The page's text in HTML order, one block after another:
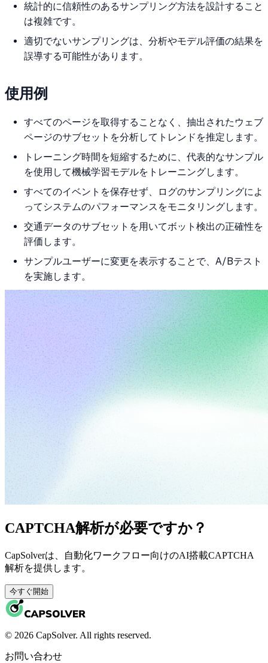
統計的に信頼性のあるサンプリング方法を設計すること
は複雑です。
適切でないサンプリングは、分析やモデル評価の結果を
誤導する可能性があります。
使用例
すべてのページを取得することなく、抽出されたウェブ
ページのサブセットを分析してトレンドを推定します。
トレーニング時間を短縮するために、代表的なサンプル
を使用して機械学習モデルをトレーニングします。
すべてのイベントを保存せず、ログのサンプリングによ
ってシステムのパフォーマンスをモニタリングします。
交通データのサブセットを用いてボット検出の正確性を
評価します。
サンプルユーザーに変更を表示することで、A/Bテスト
を実施します。
CAPTCHA解析が必要ですか？
CapSolverは、自動化ワークフロー向けのAI搭載CAPTCHA
解析を提供します。
今すぐ開始
© 2026 CapSolver. All rights reserved.
お問い合わせ